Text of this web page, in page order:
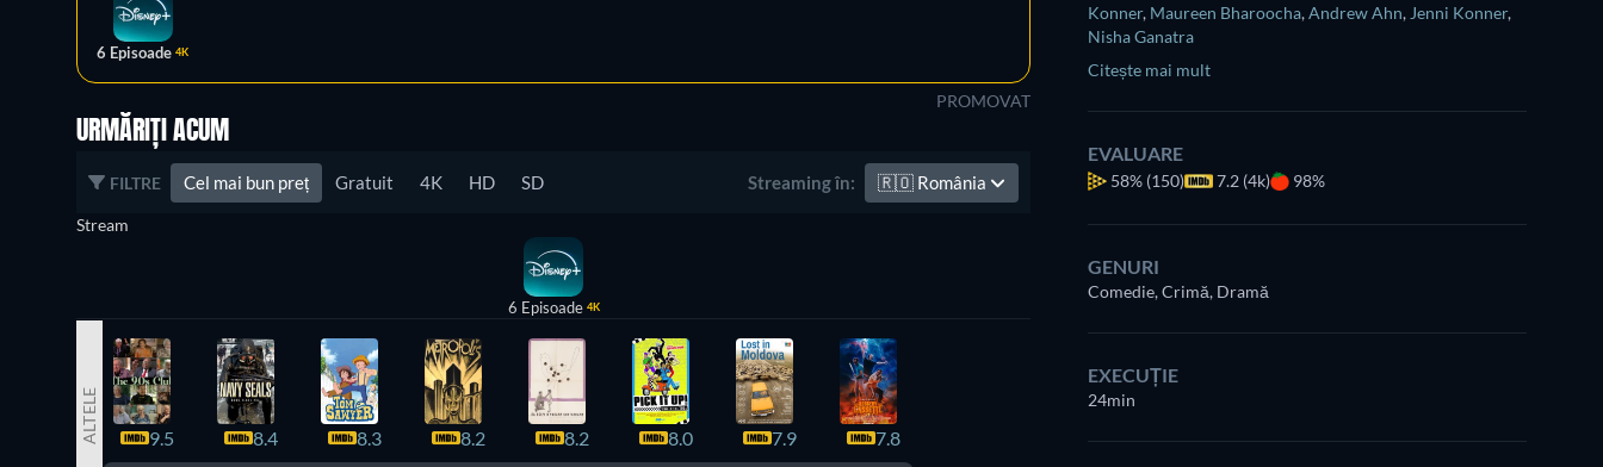
6 Episoade 4K
PROMOVAT
URMĂRIȚI ACUM
FILTRE Cel mai bun preț Gratuit 4K HD SD Streaming în: 🇷🇴 România
Stream
6 Episoade 4K
ALTELE 9.5 8.4 8.3 8.2 8.2 8.0 7.9 7.8
Konner, Maureen Bharoocha,Andrew Ahn, Jenni Konner,
Nisha Ganatra
Citește mai mult
EVALUARE
58% (150) 7.2 (4k) 98%
GENURI
Comedie, Crimă, Dramă
EXECUȚIE
24min